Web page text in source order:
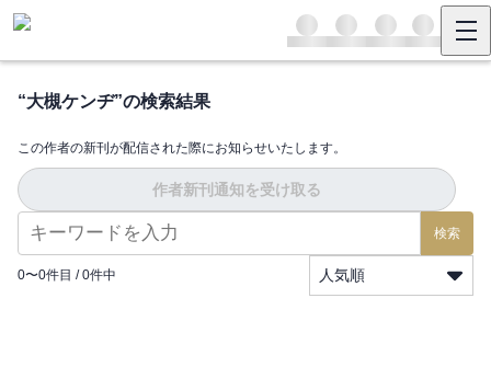
“大槻ケンヂ”の検索結果
この作者の新刊が配信された際にお知らせいたします。
作者新刊通知を受け取る
検索
0〜0件目 / 0件中 人気順